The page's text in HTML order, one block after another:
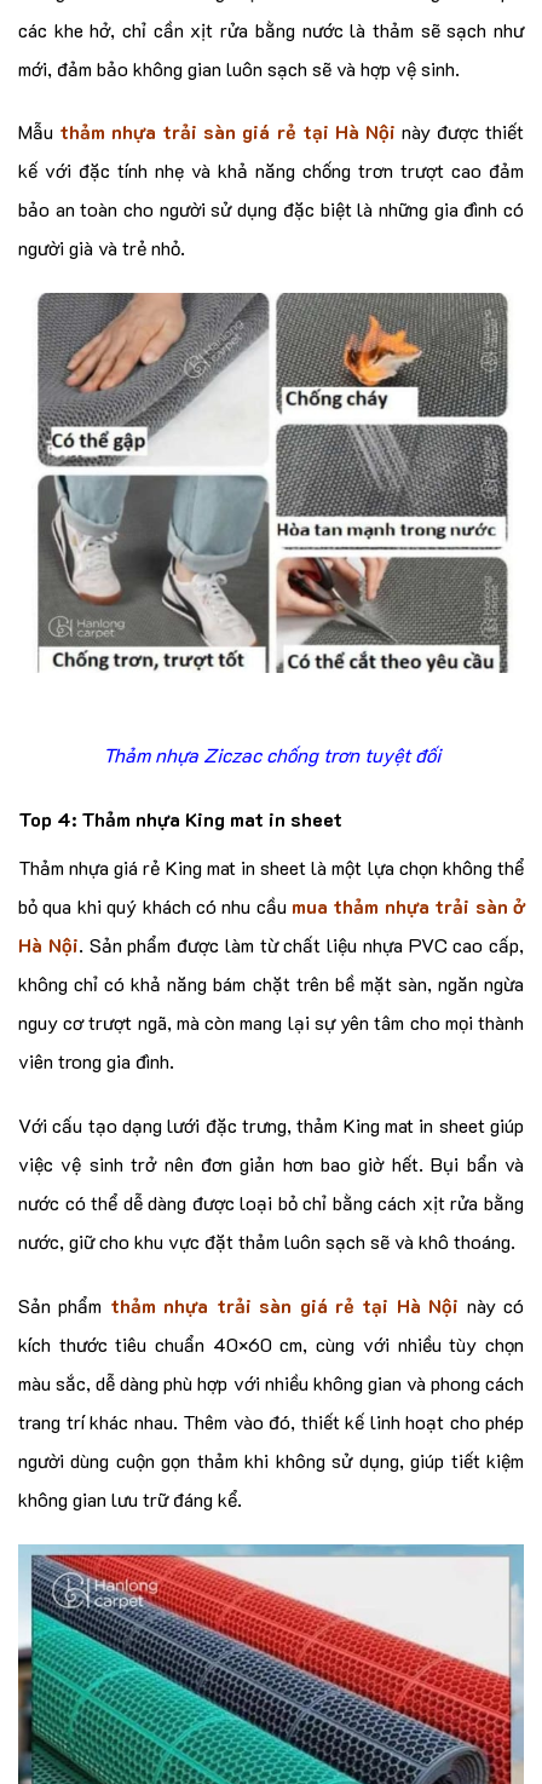
các khe hở, chỉ cần xịt rửa bằng nước là thảm sẽ sạch như
mới, đảm bảo không gian luôn sạch sẽ và hợp vệ sinh.
Mẫu thảm nhựa trải sàn giá rẻ tại Hà Nội này được thiết
kế với đặc tính nhẹ và khả năng chống trơn trượt cao đảm
bảo an toàn cho người sử dụng đặc biệt là những gia đình có
người già và trẻ nhỏ.
Thảm nhựa Ziczac chống trơn tuyệt đối
Top 4: Thảm nhựa King mat in sheet
Thảm nhựa giá rẻ King mat in sheet là một lựa chọn không thể
bỏ qua khi quý khách có nhu cầu mua thảm nhựa trải sàn ở
Hà Nội. Sản phẩm được làm từ chất liệu nhựa PVC cao cấp,
không chỉ có khả năng bám chặt trên bề mặt sàn, ngăn ngừa
nguy cơ trượt ngã, mà còn mang lại sự yên tâm cho mọi thành
viên trong gia đình.
Với cấu tạo dạng lưới đặc trưng, thảm King mat in sheet giúp
việc vệ sinh trở nên đơn giản hơn bao giờ hết. Bụi bẩn và
nước có thể dễ dàng được loại bỏ chỉ bằng cách xịt rửa bằng
nước, giữ cho khu vực đặt thảm luôn sạch sẽ và khô thoáng.
Sản phẩm thảm nhựa trải sàn giá rẻ tại Hà Nội này có
kích thước tiêu chuẩn 40×60 cm, cùng với nhiều tùy chọn
màu sắc, dễ dàng phù hợp với nhiều không gian và phong cách
trang trí khác nhau. Thêm vào đó, thiết kế linh hoạt cho phép
người dùng cuộn gọn thảm khi không sử dụng, giúp tiết kiệm
không gian lưu trữ đáng kể.